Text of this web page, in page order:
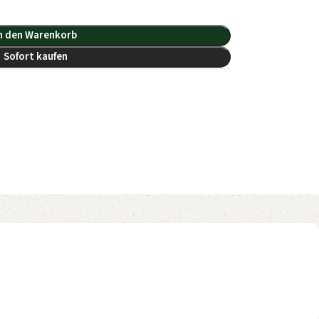
den Warenkorb
Sofort kaufen